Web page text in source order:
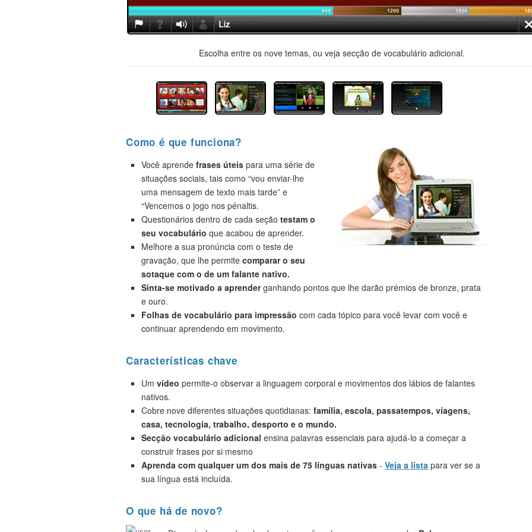
Escolha entre os nove temas, ou veja secção de vocabulário adicional.
Como é que funciona?
Você aprende frases úteis para uma série de
situações sociais, tais como “vou enviar-lhe
uma mensagem de texto mais tarde” e
“Vencemos o jogo nos pénaltis.
Questionários dentro de cada seção testam o
seu vocabulário que acabou de aprender.
Melhore a sua pronúncia com o teste de
gravação, que lhe permite comparar o seu
sotaque com o de um falante nativo.
Sinta-se motivado a aprenderganhando pontos que lhe darão prémios de bronze, prata
e ouro.
Folhas de vocabulário para impressão com cada tópico para você levar com você e
continuar aprendendo em movimento.
Características chave
Um vídeo permite-o observar a linguagem corporal e movimentos dos lábios de falantes
nativos.
Cobre nove diferentes situações quotidianas: família, escola, passatempos, viagens,
casa, tecnologia, trabalho, desporto e o mundo.
Secção vocabulário adicional ensina palavras essenciais para ajudá-lo a começar a
construir frases por si mesmo
Aprenda com qualquer um dos mais de 75 línguas nativas - Veja a lista para ver se a
sua língua está incluída.
O que há de novo?